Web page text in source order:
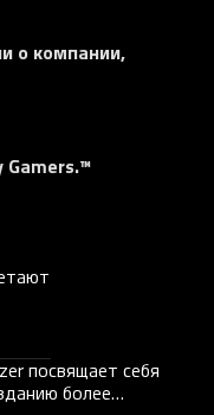
о компании,
Gamers.™
посвящает себя
более